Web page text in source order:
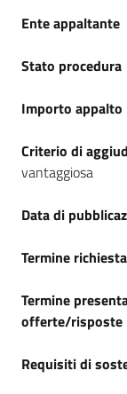
Ente appaltante
Stato procedura
Importo appalto
Criterio di
vantaggiosa
Data di
Termine
Termine
offerte/risposte
Requisiti di